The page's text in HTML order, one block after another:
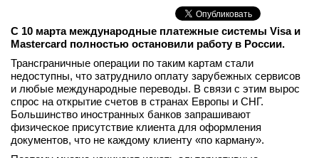
Новости
Интервью
С 10 марта международные платежные системы Visa и
Mastercard полностью остановили работу в России.
Трансграничные операции по таким картам стали
недоступны, что затруднило оплату зарубежных сервисов
и любые международные переводы. В связи с этим вырос
спрос на открытие счетов в странах Европы и СНГ.
Большинство иностранных банков запрашивают
физическое присутствие клиента для оформления
документов, что не каждому клиенту «по карману».